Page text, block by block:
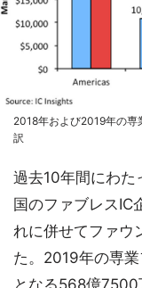
2018年および2019年の専
訳
過去10年間にわた
国のファブレスIC
れに併せてファウ
た。2019年の専